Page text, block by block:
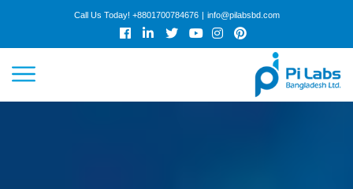
Call Us Today! +8801700784676 | info@pilabsbd.com